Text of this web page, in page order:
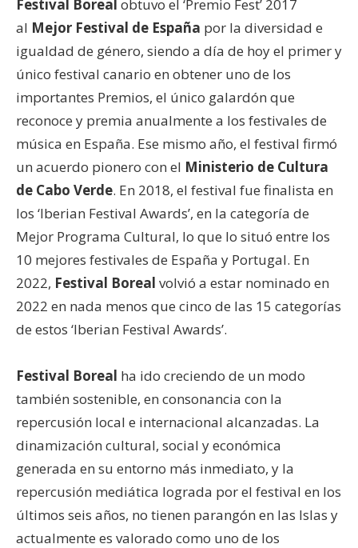
Festival Boreal obtuvo el ‘Premio Fest’ 2017
al Mejor Festival de España por la diversidad e
igualdad de género, siendo a día de hoy el primer y
único festival canario en obtener uno de los
importantes Premios, el único galardón que
reconoce y premia anualmente a los festivales de
música en España. Ese mismo año, el festival firmó
un acuerdo pionero con el Ministerio de Cultura
de Cabo Verde. En 2018, el festival fue finalista en
los ‘Iberian Festival Awards’, en la categoría de
Mejor Programa Cultural, lo que lo situó entre los
10 mejores festivales de España y Portugal. En
2022, Festival Boreal volvió a estar nominado en
2022 en nada menos que cinco de las 15 categorías
de estos ‘Iberian Festival Awards’.
Festival Boreal ha ido creciendo de un modo
también sostenible, en consonancia con la
repercusión local e internacional alcanzadas. La
dinamización cultural, social y económica
generada en su entorno más inmediato, y la
repercusión mediática lograda por el festival en los
últimos seis años, no tienen parangón en las Islas y
actualmente es valorado como uno de los